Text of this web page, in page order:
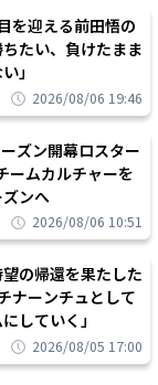
を迎える前田悟の
たい、負けたまま
」
2026/08/06 19:46
ズン開幕ロスター
ームカルチャーを
ンへ
2026/08/06 10:51
の帰還を果たした
ナーンチュとして
していく」
2026/08/05 17:00